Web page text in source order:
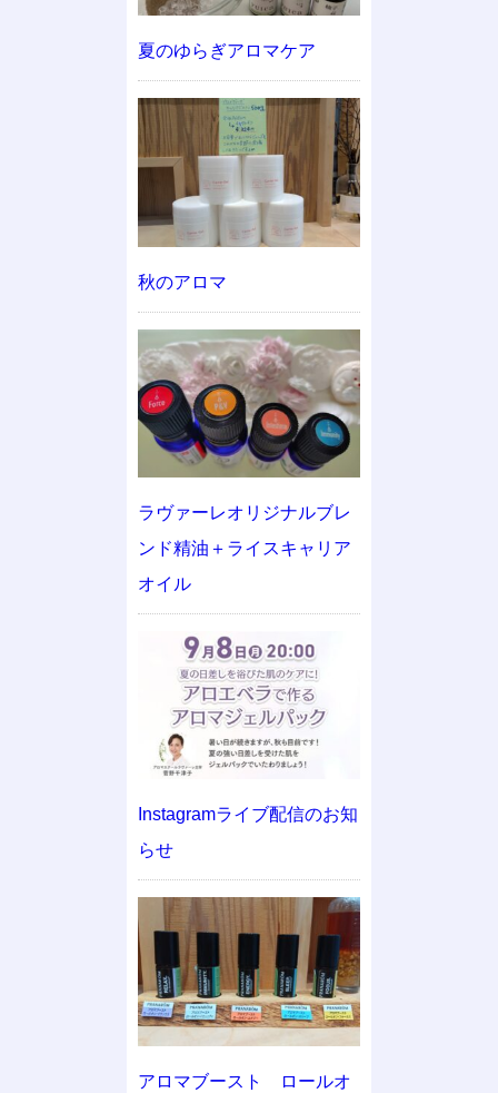
夏のゆらぎアロマケア
秋のアロマ
ラヴァーレオリジナルブレ
ンド精油＋ライスキャリア
オイル
Instagramライブ配信のお知
らせ
アロマブースト ロールオ